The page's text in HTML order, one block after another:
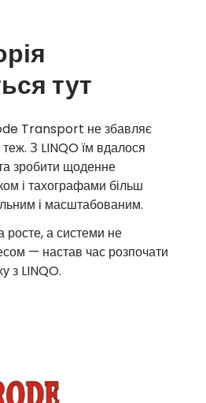
тут
Transport не збавляє
теж. З LINQO їм вдалося
зробити щоденне
і тахографами більш
і масштабованим.
а системи не
— настав час розпочати
з LINQO.